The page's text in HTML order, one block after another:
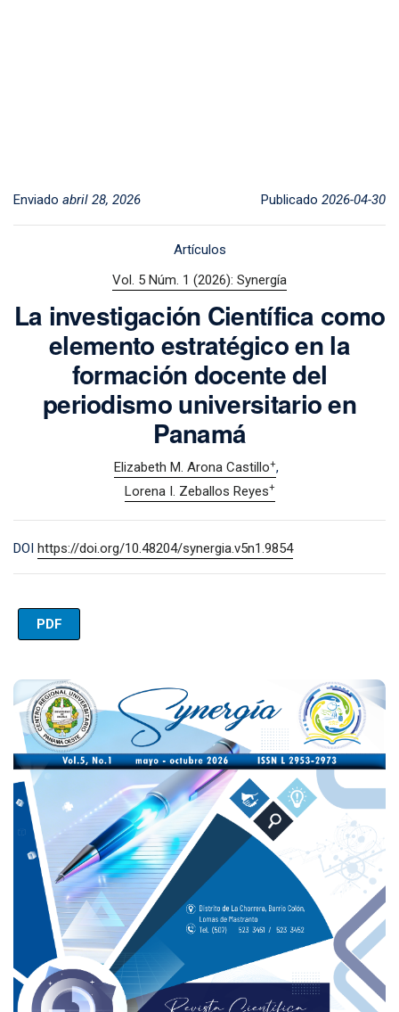
Enviado abril 28, 2026 Publicado 2026-04-30
Artículos
Vol. 5 Núm. 1 (2026): Synergía
La investigación Científica como
elemento estratégico en la
formación docente del
periodismo universitario en
Panamá
Elizabeth M. Arona Castillo+
Lorena I. Zeballos Reyes+
DOI https://doi.org/10.48204/synergia.v5n1.9854
PDF
Imagen de portada